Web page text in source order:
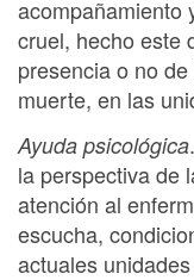
acompañamiento
cruel, hecho este
presencia o no
muerte, en las
Ayuda psicológica
la perspectiva de
atención al
escucha,
actuales